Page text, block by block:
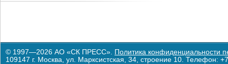
© 1997—2026 АО «СК ПРЕСС». Политика конфиденциальности
109147 г. Москва, ул. Марксистская, 34, строение 10. Телефон: